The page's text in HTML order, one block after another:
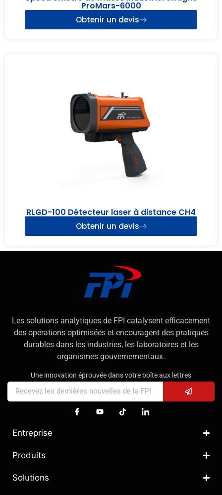
ProMars-6000
Obtenir un devis
RLGD-100 Détecteur laser à distance CH4
Obtenir un devis
Les solutions analytiques de FPI catalysent efficacement
des opérations optimisées et encouragent des pratiques
durables dans les industries, les laboratoires et les
organismes gouvernementaux.
Une innovation éprouvée dans votre boîte aux lettres
Entreprise
Produits
Solutions